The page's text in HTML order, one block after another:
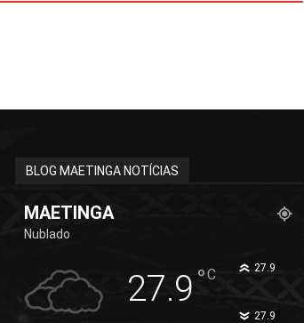
BLOG MAETINGA NOTÍCIAS
MAETINGA
Nublado
27.9 °C 27.9°
27.9